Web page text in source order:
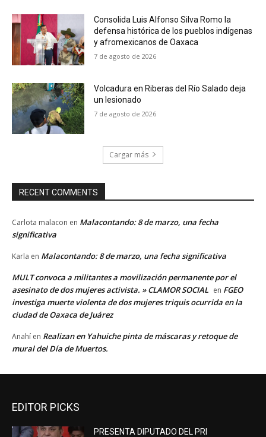
Consolida Luis Alfonso Silva Romo la
defensa histórica de los pueblos indígenas
y afromexicanos de Oaxaca
7 de agosto de 2026
Volcadura en Riberas del Río Salado deja
un lesionado
7 de agosto de 2026
Cargar más
RECENT COMMENTS
Carlota malacon en Malacontando: 8 de marzo, una fecha
significativa
Karla en Malacontando: 8 de marzo, una fecha significativa
MULT convoca a militantes a movilización permanente por el
asesinato de dos mujeres activista. » CLAMOR SOCIAL en FGEO
investiga muerte violenta de dos mujeres triquis ocurrida en la
ciudad de Oaxaca de Juárez
Anahí en Realizan en Yahuiche pinta de máscaras y retoque de
mural del Día de Muertos.
EDITOR PICKS
PRESENTA DIPUTADO DEL PRI